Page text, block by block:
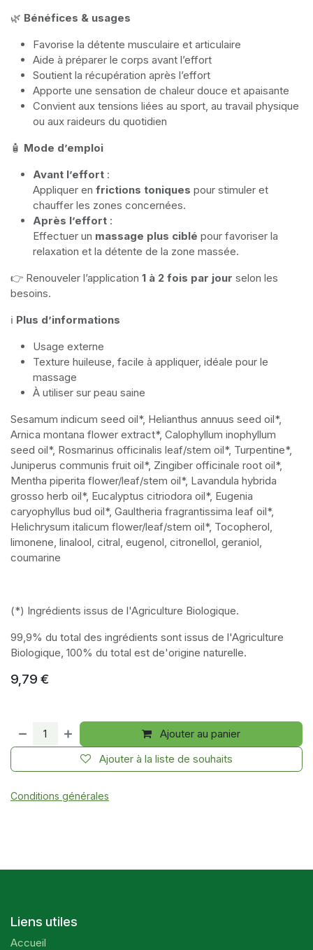
🌿 Bénéfices & usages
Favorise la détente musculaire et articulaire
Aide à préparer le corps avant l’effort
Soutient la récupération après l’effort
Apporte une sensation de chaleur douce et apaisante
Convient aux tensions liées au sport, au travail physique
ou aux raideurs du quotidien
🧴 Mode d’emploi
Avant l’effort :
Appliquer en frictions toniques pour stimuler et
chauffer les zones concernées.
Après l’effort :
Effectuer un massage plus ciblé pour favoriser la
relaxation et la détente de la zone massée.
👉 Renouveler l’application 1 à 2 fois par jour selon les
besoins.
ℹ️ Plus d’informations
Usage externe
Texture huileuse, facile à appliquer, idéale pour le
massage
À utiliser sur peau saine
Sesamum indicum seed oil*, Helianthus annuus seed oil*,
Arnica montana flower extract*, Calophyllum inophyllum
seed oil*, Rosmarinus officinalis leaf/stem oil*, Turpentine*,
Juniperus communis fruit oil*, Zingiber officinale root oil*,
Mentha piperita flower/leaf/stem oil*, Lavandula hybrida
grosso herb oil*, Eucalyptus citriodora oil*, Eugenia
caryophyllus bud oil*, Gaultheria fragrantissima leaf oil*,
Helichrysum italicum flower/leaf/stem oil*, Tocopherol,
limonene, linalool, citral, eugenol, citronellol, geraniol,
coumarine
(*) Ingrédients issus de l'Agriculture Biologique.
99,9% du total des ingrédients sont issus de l'Agriculture
Biologique, 100% du total est de'origine naturelle.
9,79 €
Ajouter au panier
Ajouter à la liste de souhaits
Conditions générales
Liens utiles
Accueil